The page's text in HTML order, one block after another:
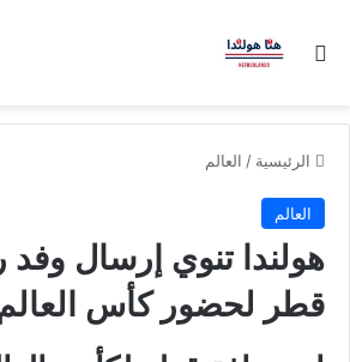
بحث عن
الرئيسية / العالم
العالم
هولندا تنوي إرسال
قطر لحضور كأس العالم